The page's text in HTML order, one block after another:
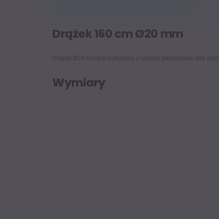
Drążek 160 cm Ø20 mm
Drążek Ø16 mm jest wykonany z wysoko jakościowej stali
Wymiary